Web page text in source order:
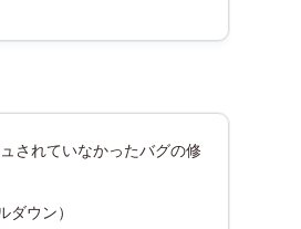
されていなかったバグの修
ウン）